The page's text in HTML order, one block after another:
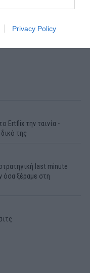
Privacy Policy
Ertflix την ταινία -
της
last minute
όσα ξέραμε στη